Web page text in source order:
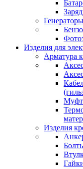
Изделия для
Арматура
Изделия